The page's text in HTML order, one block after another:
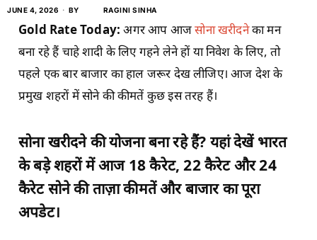
JUNE 4, 2026 BY RAGINI SINHA
Gold Rate Today: अगर आप आजसोना खरीदनेका मन
बना रहे हैं चाहे शादी के लिए गहने लेने हों या निवेश के लिए, तो
पहले एक बार बाजार का हाल जरूर देख लीजिए। आज देश के
प्रमुख शहरों में सोने की कीमतें कुछ इस तरह हैं।
सोना खरीदने की योजना बना रहे हैं? यहां देखें भारत
के बड़े शहरों में आज 18 कैरेट, 22 कैरेट और 24
कैरेट सोने की ताज़ा कीमतें और बाजार का पूरा
अपडेट।